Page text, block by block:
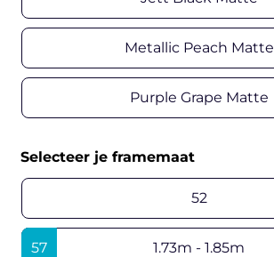
Metallic Peach Matte
Purple Grape Matte
Selecteer je framemaat
52
57 1.73m - 1.85m